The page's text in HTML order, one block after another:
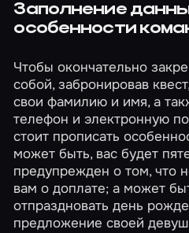
Заполнение
особенности
Чтобы окончательно
собой, забронировав
свои фамилию и имя, а
телефон и электронную
стоит прописать
может быть, вас будет
предупрежден о том, что
вам о доплате; а может
отпраздновать день
предложение своей